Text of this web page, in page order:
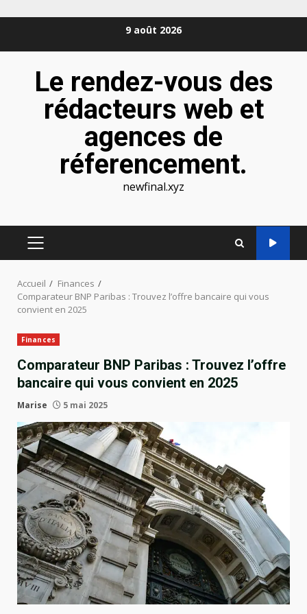
9 août 2026
Le rendez-vous des
rédacteurs web et
agences de
réferencement.
newfinal.xyz
MENU
Accueil
Finances
Comparateur BNP Paribas : Trouvez l’offre bancaire qui vous
convient en 2025
Finances
Comparateur BNP Paribas : Trouvez l’offre
bancaire qui vous convient en 2025
Marise 5 mai 2025